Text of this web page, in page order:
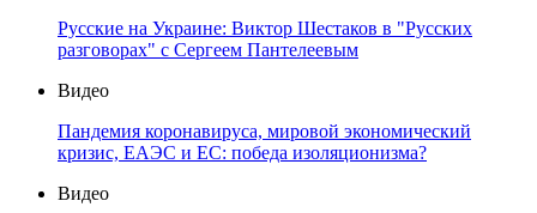
Русские на Украине: Виктор Шестаков в "Русских
разговорах" с Сергеем Пантелеевым
Видео
Пандемия коронавируса, мировой экономический
кризис, ЕАЭС и ЕС: победа изоляционизма?
Видео